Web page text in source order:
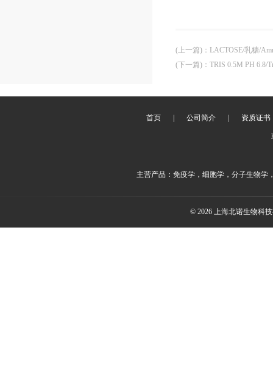
(上一篇) ： LACTOSE/乳糖/
(下一篇) ： TRIS 0.5M PH 6.8/
首页 公司简介 资质证书
主营产品：免疫学，细胞学，分子生物学
© 2026 上海北诺生物科